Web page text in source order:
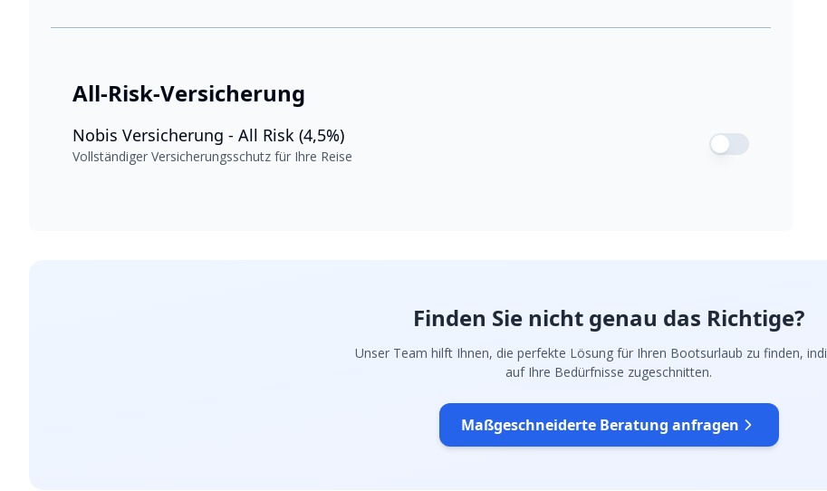
All-Risk-Versicherung
Nobis Versicherung - All Risk (4,5%)
Vollständiger Versicherungsschutz für Ihre Reise
Finden Sie nicht genau das Richtige?
Unser Team hilft Ihnen, die perfekte Lösung für Ihren Bootsurlaub zu finden,
auf Ihre Bedürfnisse zugeschnitten.
Maßgeschneiderte Beratung anfragen